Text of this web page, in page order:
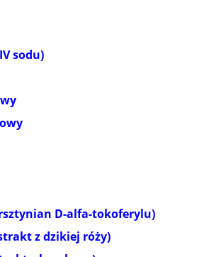
sodu)
D-alfa-tokoferylu)
z dzikiej róży)